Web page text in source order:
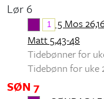
Lør 6
1 5 Mos
Matt 5,43-48
Tidebønner for
Tidebønn for uke
SØN 7